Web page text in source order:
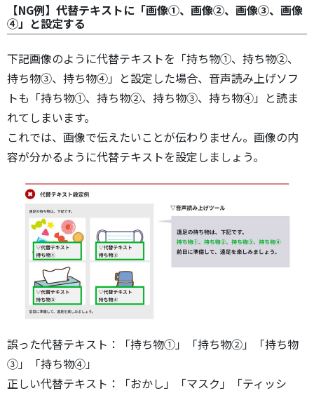
【NG例】代替テキストに「画像①、画像②、画像③、画像
④」と設定する
下記画像のように代替テキストを「持ち物①、持ち物②、
持ち物③、持ち物④」と設定した場合、音声読み上げソフ
トも「持ち物①、持ち物②、持ち物③、持ち物④」と読ま
れてしまいます。
これでは、画像で伝えたいことが伝わりません。画像の内
容が分かるように代替テキストを設定しましょう。
誤った代替テキスト：「持ち物①」「持ち物②」「持ち物
③」「持ち物④」
正しい代替テキスト：「おかし」「マスク」「ティッシ